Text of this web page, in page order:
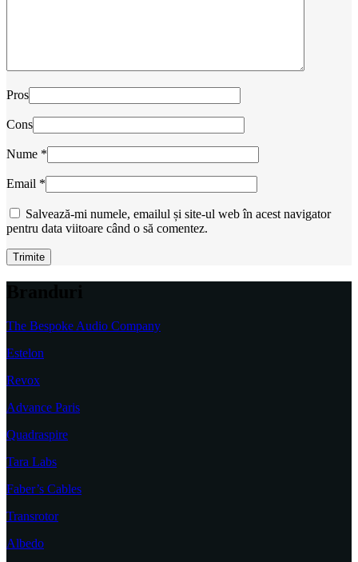
Pros
Cons
Nume *
Email *
Salvează-mi numele, emailul și site-ul web în acest navigator
pentru data viitoare când o să comentez.
The Bespoke Audio Company
Estelon
Revox
Advance Paris
Quadraspire
Tara Labs
Faber’s Cables
Transrotor
Albedo